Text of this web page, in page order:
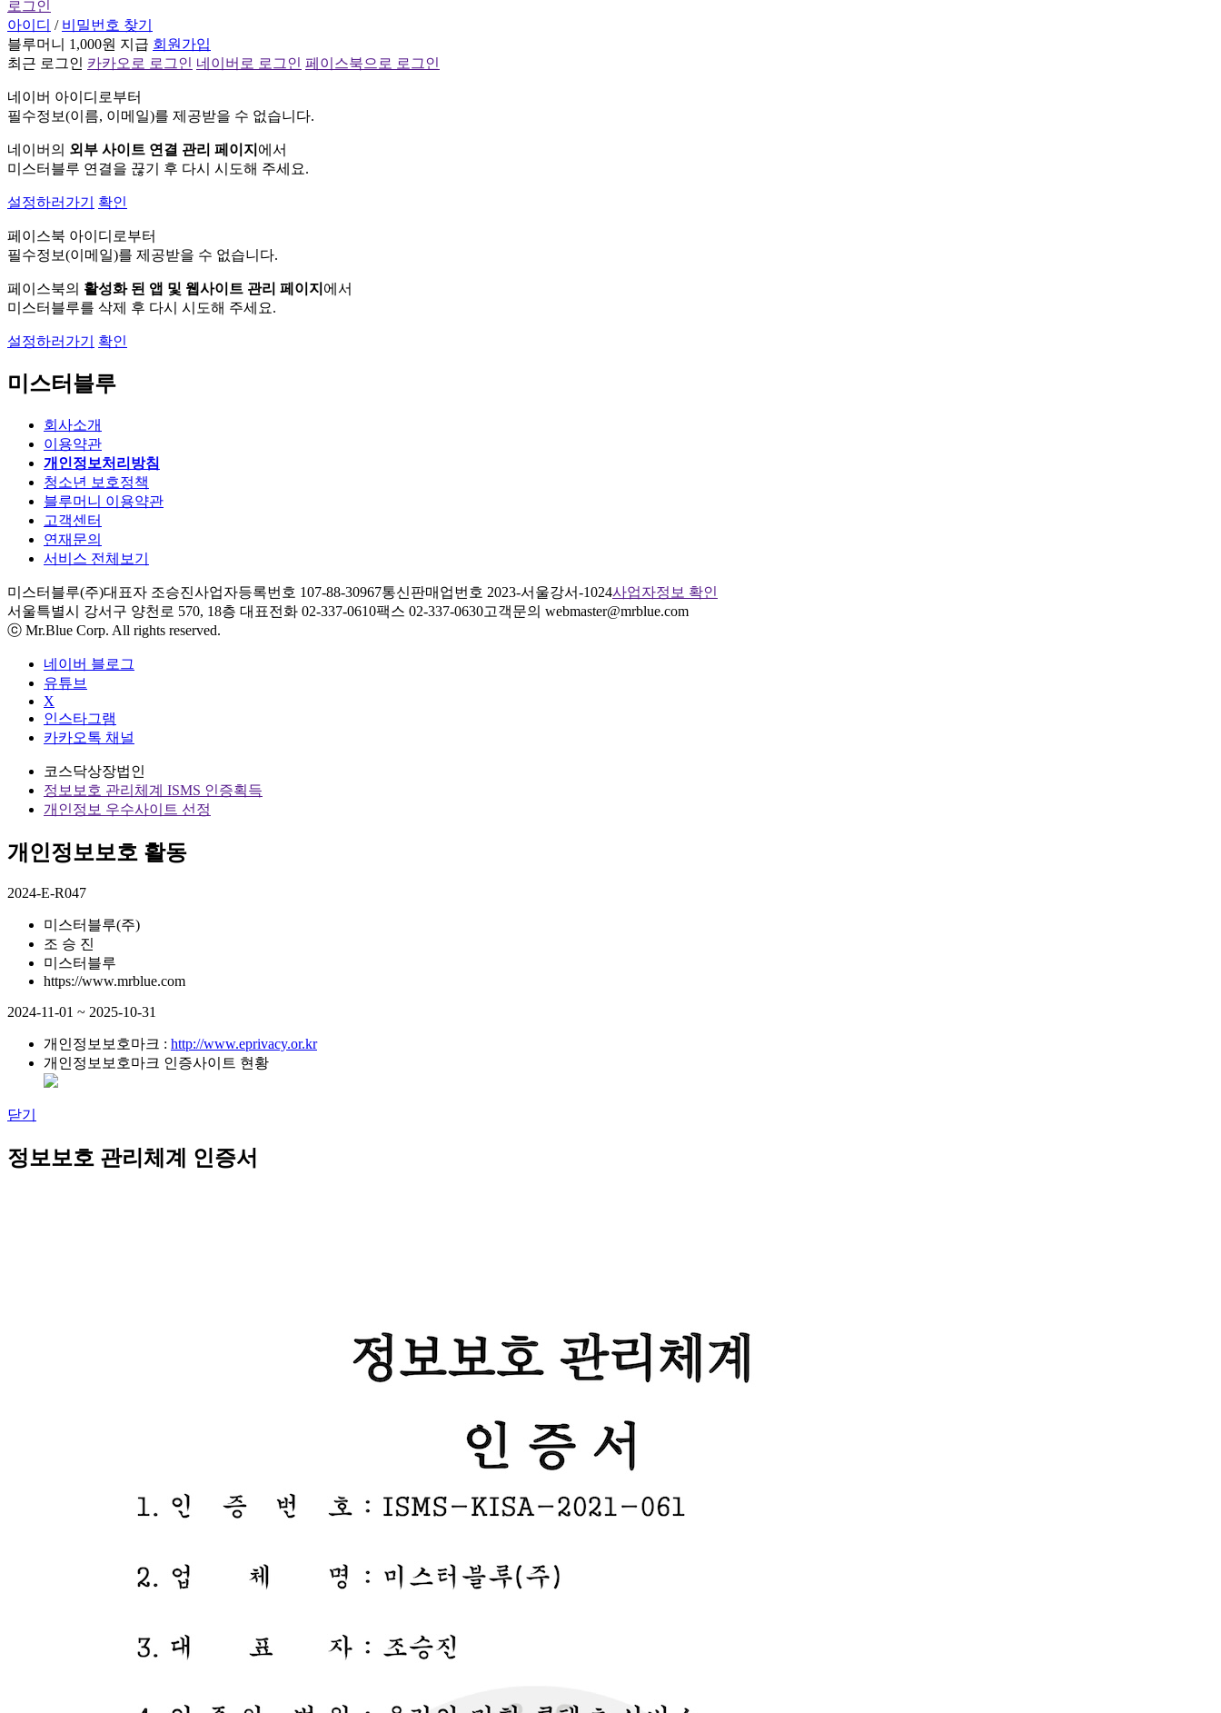
로그인
아이디 / 비밀번호 찾기
블루머니 1,000원 지급 회원가입
최근 로그인 카카오로 로그인 네이버로 로그인 페이스북으로 로그인
네이버 아이디로부터
필수정보(이름, 이메일)를 제공받을 수 없습니다.
네이버의 외부 사이트 연결 관리 페이지 에서
미스터블루 연결을 끊기 후 다시 시도해 주세요.
설정하러가기 확인
페이스북 아이디로부터
필수정보(이메일)를 제공받을 수 없습니다.
페이스북의 활성화 된 앱 및 웹사이트 관리 페이지 에서
미스터블루를 삭제 후 다시 시도해 주세요.
설정하러가기 확인
미스터블루
회사소개
이용약관
개인정보처리방침
청소년 보호정책
블루머니 이용약관
고객센터
연재문의
서비스 전체보기
미스터블루(주)대표자 조승진사업자등록번호 107-88-30967통신판매업번호 2023-서울강서-1024사업자정보 확인
서울특별시 강서구 양천로 570, 18층 대표전화 02-337-0610팩스 02-337-0630고객문의 webmaster@mrblue.com
ⓒ Mr.Blue Corp. All rights reserved.
네이버 블로그
유튜브
X
인스타그램
카카오톡 채널
코스닥상장법인
정보보호 관리체계 ISMS 인증획득
개인정보 우수사이트 선정
개인정보보호 활동
2024-E-R047
미스터블루(주)
조 승 진
미스터블루
https://www.mrblue.com
2024-11-01 ~ 2025-10-31
개인정보보호마크 : http://www.eprivacy.or.kr
개인정보보호마크 인증사이트 현황
닫기
정보보호 관리체계 인증서